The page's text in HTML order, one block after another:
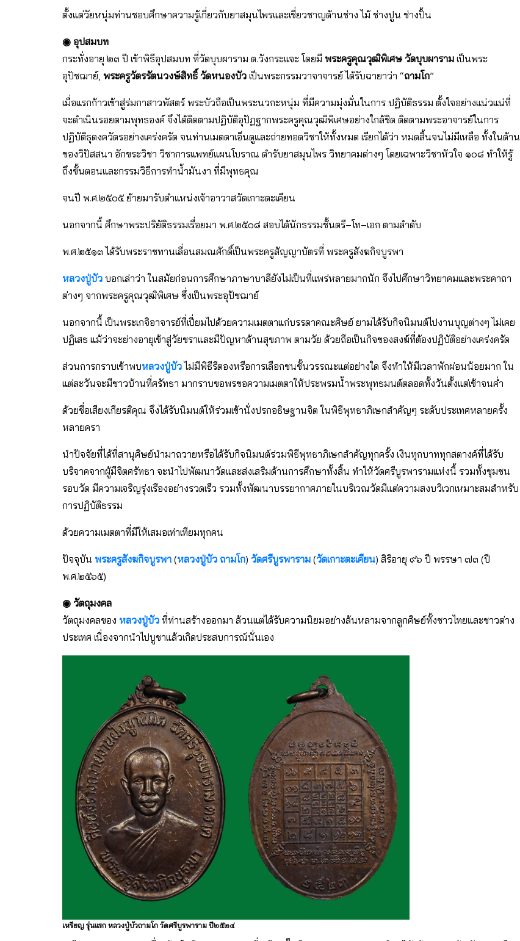
ตั้งแต่วัยหนุ่มท่านชอบศึกษาความรู้เกี่ยวกับยาสมุนไพรและเชี่ยวชาญด้านช่าง ไม้ ช่างปูน ช่างปั้น
◉ อุปสมบท
กระทั่งอายุ ๒๓ ปี เข้าพิธีอุปสมบท ที่วัดบุบผาราม ต.วังกระแจะ โดยมี พระครูคุณวุฒิพิเศษ วัดบุบผาราม เป็นพระ
อุปัชฌาย์, พระครูวัตรรัตนวงษ์สิทธิ์ วัดหนองบัว เป็นพระกรรมวาจาจารย์ ได้รับฉายาว่า “ถามโก”
เมื่อแรกก้าวเข้าสู่ร่มกาสาวพัสตร์ พระบัวถือเป็นพระนวกะหนุ่ม ที่มีความมุ่งมั่นในการ ปฏิบัติธรรม ตั้งใจอย่างแน่วแน่ที่
จะดำเนินรอยตามพุทธองค์ จึงได้ติดตามปฏิบัติอุปัฏฐากพระครูคุณวุฒิพิเศษอย่างใกล้ชิด ติดตามพระอาจารย์ในการ
ปฏิบัติธุดงควัตรอย่างเคร่งครัด จนท่านเมตตาเอ็นดูและถ่ายทอดวิชาให้ทั้งหมด เรียกได้ว่า หมดสิ้นจนไม่มีเหลือ ทั้งในด้าน
ของวิปัสสนา อักขระวิชา วิชาการแพทย์แผนโบราณ ตำรับยาสมุนไพร วิทยาคมต่างๆ โดยเฉพาะวิชาหัวใจ ๑๐๘ ทำให้รู้
ถึงขั้นตอนและกรรมวิธีการทำน้ำมันงา ที่มีพุทธคุณ
จนปี พ.ศ.๒๕๐๕ ย้ายมารับตำแหน่งเจ้าอาวาสวัดเกาะตะเคียน
นอกจากนี้ ศึกษาพระปริยัติธรรมเรื่อยมา พ.ศ.๒๕๐๘ สอบได้นักธรรมชั้นตรี–โท–เอก ตามลำดับ
พ.ศ.๒๕๑๓ ได้รับพระราชทานเลื่อนสมณศักดิ์เป็นพระครูสัญญาบัตรที่ พระครูสังฆกิจบูรพา
หลวงปู่บัว บอกเล่าว่า ในสมัยก่อนการศึกษาภาษาบาลียังไม่เป็นที่แพร่หลายมากนัก จึงไปศึกษาวิทยาคมและพระคาถา
ต่างๆ จากพระครูคุณวุฒิพิเศษ ซึ่งเป็นพระอุปัชฌาย์
นอกจากนี้ เป็นพระเกจิอาจารย์ที่เปี่ยมไปด้วยความเมตตาแก่บรรดาคณะศิษย์ ยามได้รับกิจนิมนต์ไปงานบุญต่างๆ ไม่เคย
ปฏิเสธ แม้ว่าจะย่างอายุเข้าสู่วัยชราและมีปัญหาด้านสุขภาพ ตามวัย ด้วยถือเป็นกิจของสงฆ์ที่ต้องปฏิบัติอย่างเคร่งครัด
ส่วนการกราบเข้าพบหลวงปู่บัวไม่มีพิธีรีตองหรือการเลือกชนชั้นวรรณะแต่อย่างใด จึงทำให้มีเวลาพักผ่อนน้อยมาก ใน
แต่ละวันจะมีชาวบ้านที่ศรัทธา มากราบขอพรขอความเมตตาให้ประพรมน้ำพระพุทธมนต์ตลอดทั้งวันตั้งแต่เช้าจนค่ำ
ด้วยชื่อเสียงเกียรติคุณ จึงได้รับนิมนต์ให้ร่วมเข้านั่งปรกอธิษฐานจิต ในพิธีพุทธาภิเษกสำคัญๆ ระดับประเทศหลายครั้ง
หลายครา
นำปัจจัยที่ได้ที่สานุศิษย์นำมาถวายหรือได้รับกิจนิมนต์ร่วมพิธีพุทธาภิเษกสำคัญทุกครั้ง เงินทุกบาททุกสตางค์ที่ได้รับ
บริจาคจากผู้มีจิตศรัทธา จะนำไปพัฒนาวัดและส่งเสริมด้านการศึกษาทั้งสิ้น ทำให้วัดศรีบูรพารามแห่งนี้ รวมทั้งชุมชน
รอบวัด มีความเจริญรุ่งเรืองอย่างรวดเร็ว รวมทั้งพัฒนาบรรยากาศภายในบริเวณวัดมีแต่ความสงบวิเวกเหมาะสมสำหรับ
การปฏิบัติธรรม
ด้วยความเมตตาที่มีให้เสมอเท่าเทียมทุกคน
ปัจจุบัน พระครูสังฆกิจบูรพา (หลวงปู่บัว ถามโก) วัดศรีบูรพาราม (วัดเกาะตะเคียน) สิริอายุ ๙๖ ปี พรรษา ๗๓ (ปี
พ.ศ.๒๕๖๕)
◉ วัตถุมงคล
วัตถุมงคลของ หลวงปู่บัว ที่ท่านสร้างออกมา ล้วนแต่ได้รับความนิยมอย่างล้นหลามจากลูกศิษย์ทั้งชาวไทยและชาวต่าง
ประเทศ เนื่องจากนำไปบูชาแล้วเกิดประสบการณ์นั่นเอง
เหรียญ รุ่นแรก หลวงปู่บัวถามโก วัดศรีบูรพาราม ปี๒๕๒๔